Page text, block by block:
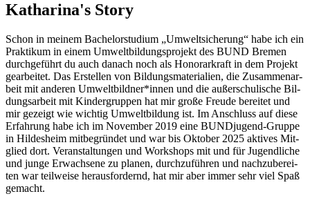
Ka­tha­ri­na's Sto­ry
Schon in mei­nem Ba­che­lor­stu­di­um „Um­welt­si­che­rung“ habe ich ein
Prak­ti­kum in ei­nem Um­welt­bil­dungs­pro­jekt des BUND Bre­men
durch­ge­führt du auch da­nach noch als Ho­no­rar­kraft in dem Pro­jekt
ge­ar­bei­tet. Das Er­stel­len von Bil­dungs­ma­te­ria­li­en, die Zu­sam­men­ar­
beit mit an­de­ren Um­welt­bild­ner*in­nen und die au­ßer­schu­li­sche Bil­
dungs­ar­beit mit Kin­der­grup­pen hat mir gro­ße Freu­de be­rei­tet und
mir ge­zeigt wie wich­tig Um­welt­bil­dung ist. Im An­schluss auf die­se
Er­fah­rung habe ich im No­vem­ber 2019 eine BUND­ju­gend-Grup­pe
in Hil­des­heim mit­be­grün­det und war bis Ok­to­ber 2025 ak­ti­ves Mit­
glied dort. Ver­an­stal­tun­gen und Work­shops mit und für Ju­gend­li­che
und jun­ge Er­wach­se­ne zu pla­nen, durch­zu­füh­ren und nach­zu­be­rei­
ten war teil­wei­se her­aus­for­dernd, hat mir aber im­mer sehr viel Spaß
ge­macht.